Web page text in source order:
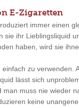
E-Zigaretten
immer einen
sie ihr Lieblingsliquid
haben, wird sie
zu verwenden.
lässt sich
man muss nie wieder
keine